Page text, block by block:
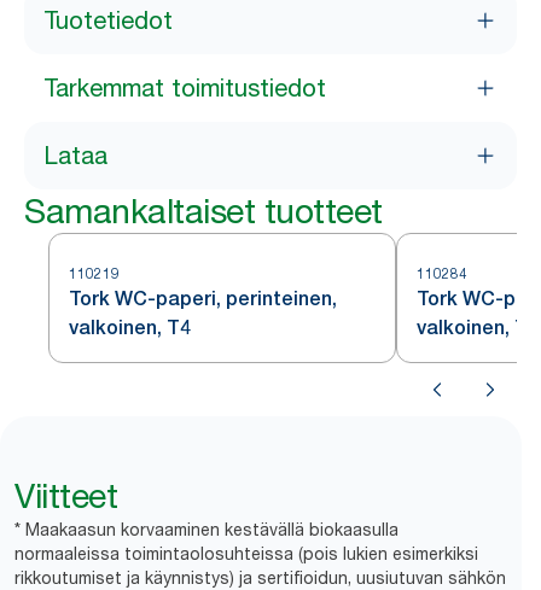
Tuotetiedot
Tarkemmat toimitustiedot
Lataa
Samankaltaiset tuotteet
110219
Tork WC-paperi, perinteinen,
valkoinen, T4
110284
Tork WC-
valkoinen, T4
Viitteet
* Maakaasun korvaaminen kestävällä biokaasulla
normaaleissa toimintaolosuhteissa (pois lukien esimerkiksi
rikkoutumiset ja käynnistys) ja sertifioidun, uusiutuvan sähkön